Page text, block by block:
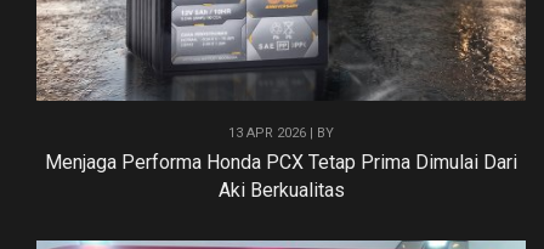
13 APR 2026 | BY
Menjaga Performa Honda PCX Tetap Prima Dimulai Dari
Aki Berkualitas